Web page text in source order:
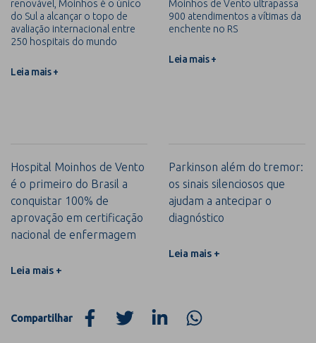
renovável, Moinhos é o único
do Sul a alcançar o topo de
avaliação internacional entre
250 hospitais do mundo
Leia mais +
Moinhos de Vento ultrapassa
900 atendimentos a vítimas da
enchente no RS
Leia mais +
Hospital Moinhos de Vento
é o primeiro do Brasil a
conquistar 100% de
aprovação em certificação
nacional de enfermagem
Leia mais +
Parkinson além do tremor:
os sinais silenciosos que
ajudam a antecipar o
diagnóstico
Leia mais +
Compartilhar